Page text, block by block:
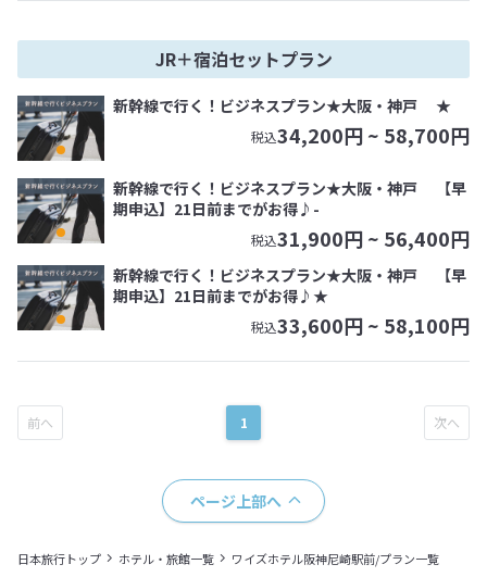
JR＋宿泊セットプラン
新幹線で行く！ビジネスプラン★大阪・神戸 ★
税込34,200円 ~ 58,700円
新幹線で行く！ビジネスプラン★大阪・神戸 【早
期申込】21日前までがお得♪-
税込31,900円 ~ 56,400円
新幹線で行く！ビジネスプラン★大阪・神戸 【早
期申込】21日前までがお得♪★
税込33,600円 ~ 58,100円
1
ページ上部へ
日本旅行トップ ホテル・旅館一覧 ワイズホテル阪神尼崎駅前/プラン一覧